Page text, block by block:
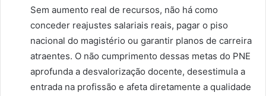
Sem aumento real de recursos, não há como
conceder reajustes salariais reais, pagar o piso
nacional do magistério ou garantir planos de carreira
atraentes. O não cumprimento dessas metas do PNE
aprofunda a desvalorização docente, desestimula a
entrada na profissão e afeta diretamente a qualidade